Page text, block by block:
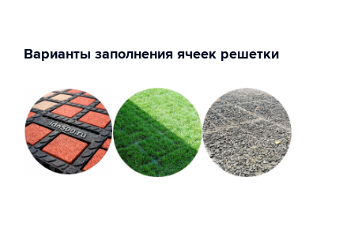
Варианты заполнения ячеек решетки